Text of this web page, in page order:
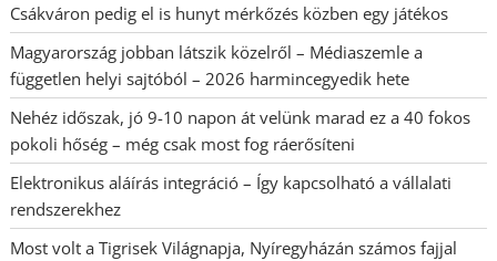
Csákváron pedig el is hunyt mérkőzés közben egy játékos
Magyarország jobban látszik közelről – Médiaszemle a
független helyi sajtóból – 2026 harmincegyedik hete
Nehéz időszak, jó 9-10 napon át velünk marad ez a 40 fokos
pokoli hőség – még csak most fog ráerősíteni
Elektronikus aláírás integráció – Így kapcsolható a vállalati
rendszerekhez
Most volt a Tigrisek Világnapja, Nyíregyházán számos fajjal